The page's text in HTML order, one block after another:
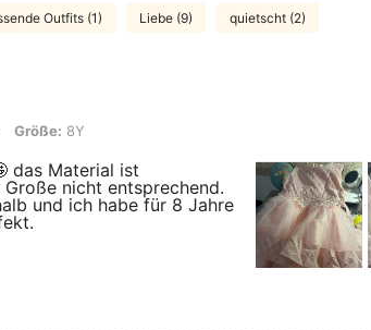
Outfits (1) Liebe (9) quietscht (2)
8Y
Größe: 8Y
das Material ist
nicht entsprechend.
und ich habe für 8 Jahre